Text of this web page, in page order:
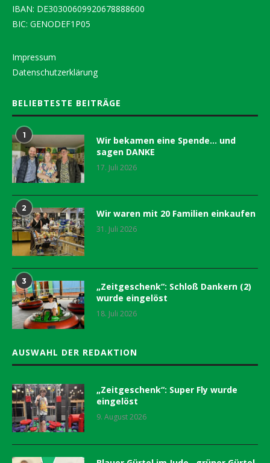
IBAN: DE30300609920678888600
BIC: GENODEF1P05
Impressum
Datenschutzerklärung
BELIEBTESTE BEITRÄGE
1
Wir bekamen eine Spende… und
sagen DANKE
17. Juli 2026
2 Wir waren mit 20 Familien einkaufen
31. Juli 2026
3
„Zeitgeschenk“: Schloß Dankern (2)
wurde eingelöst
18. Juli 2026
AUSWAHL DER REDAKTION
„Zeitgeschenk“: Super Fly wurde
eingelöst
9. August 2026